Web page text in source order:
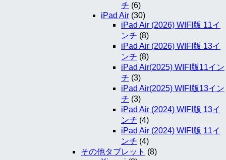
チ (6)
iPad Air (30)
iPad Air (2026) WIFI版 11イ
ンチ (8)
iPad Air (2026) WIFI版 13イ
ンチ (8)
iPad Air(2025) WIFI版11イン
チ (3)
iPad Air(2025) WIFI版13イン
チ (3)
iPad Air (2024) WIFI版 13イ
ンチ (4)
iPad Air (2024) WIFI版 11イ
ンチ (4)
その他タブレット (8)